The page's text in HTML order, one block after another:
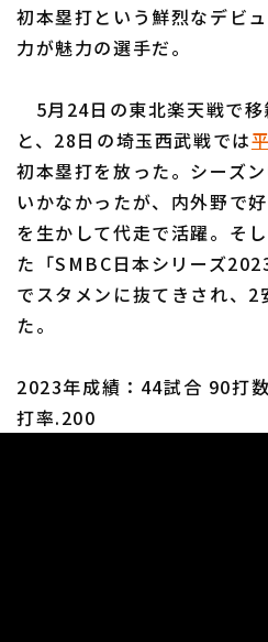
利用規約
運営会社 （別ウィンドウで開く）
初本塁打という鮮烈なデビ
力が魅力の選手だ。
5月24日の東北楽天戦で移
と、28日の埼玉西武戦では
初本塁打を放った。シーズ
いかなかったが、内外野で
を生かして代走で活躍。そ
た「SMBC日本シリーズ
でスタメンに抜てきされ、
た。
2023年成績：44試合 90打
打率.200